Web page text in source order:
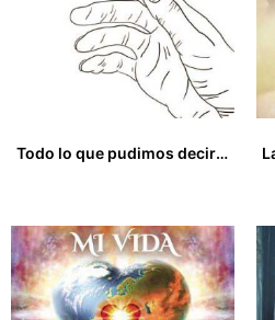
Todo lo que pudimos decirnos